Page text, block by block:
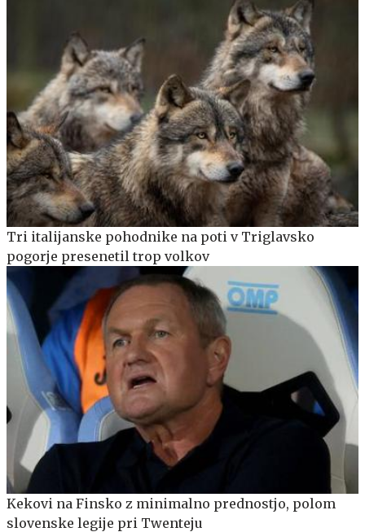
Tri italijanske pohodnike na poti v Triglavsko
pogorje presenetil trop volkov
Kekovi na Finsko z minimalno prednostjo, polom
slovenske legije pri Twenteju